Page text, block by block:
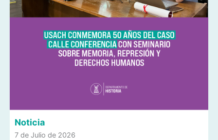
Noticia
7 de Julio de 2026